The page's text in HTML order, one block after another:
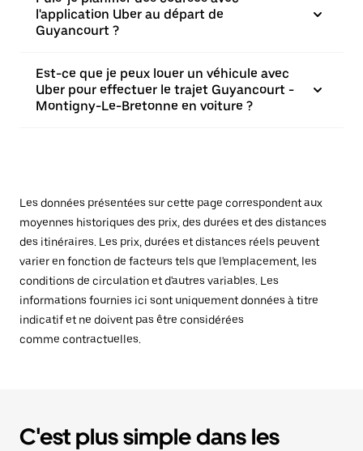
l'application Uber au départ de
Guyancourt ?
Est-ce que je peux louer un véhicule avec
Uber pour effectuer le trajet Guyancourt -
Montigny-Le-Bretonne en voiture ?
Les données présentées sur cette page correspondent aux
moyennes historiques des prix, des durées et des distances
des itinéraires. Les prix, durées et distances réels peuvent
varier en fonction de facteurs tels que l'emplacement, les
conditions de circulation et d'autres variables. Les
informations fournies ici sont uniquement données à titre
indicatif et ne doivent pas être considérées
comme contractuelles.
C'est plus simple dans les